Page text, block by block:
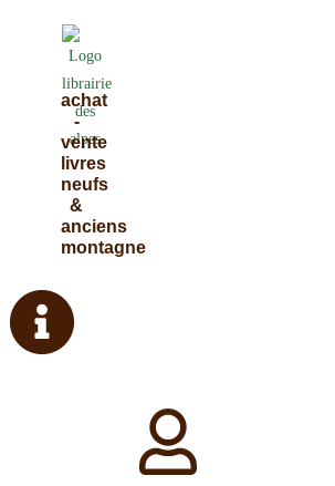
achat
-
vente
livres
neufs
&
anciens
montagne